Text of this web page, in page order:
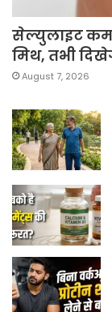
सेल्युलाइट
मिथ, तभी
August 7, 2026